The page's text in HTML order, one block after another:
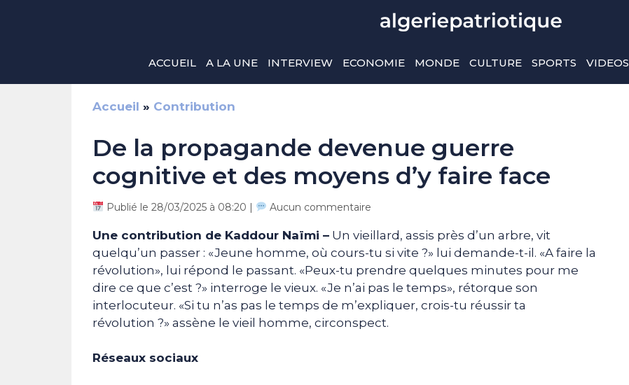
ACCUEIL A LA UNE INTERVIEW ECONOMIE MONDE CULTURE SPORTS VIDEOS
Accueil » Contribution
De la propagande devenue guerre
cognitive et des moyens d’y faire face
Publié le 28/03/2025 à 08:20 | Aucun commentaire
Une contribution de Kaddour Naïmi – Un vieillard, assis près d’un arbre, vit
quelqu’un passer : «Jeune homme, où cours-tu si vite ?» lui demande-t-il. «A faire la
révolution», lui répond le passant. «Peux-tu prendre quelques minutes pour me
dire ce que c’est ?» interroge le vieux. «Je n’ai pas le temps», rétorque son
interlocuteur. «Si tu n’as pas le temps de m’expliquer, crois-tu réussir ta
révolution ?» assène le vieil homme, circonspect.
Réseaux sociaux